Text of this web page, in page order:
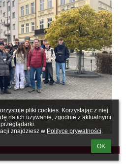
pliki cookies. Korzystając z niej
na ich używanie, zgodnie z aktualnymi
znajdziesz w Polityce prywatności.
OK